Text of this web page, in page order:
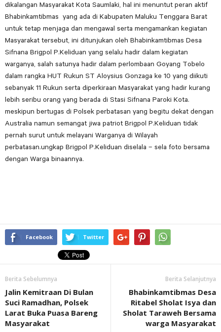
dikalangan Masyarakat Kota Saumlaki, hal ini menuntut peran aktif
Bhabinkamtibmas yang ada di Kabupaten Maluku Tenggara Barat
untuk tetap menjaga dan mengawal serta mengamankan kegiatan
Masyarakat tersebut, ini ditunjukan oleh Bhabinkamtibmas Desa
Sifnana Brigpol P.Keliduan yang selalu hadir dalam kegiatan
warganya, salah satunya hadir dalam perlombaan Goyang Tobelo
dalam rangka HUT Rukun ST Aloysius Gonzaga ke 10 yang diikuti
sebanyak 11 Rukun serta diperkiraan Masyarakat yang hadir kurang
lebih seribu orang yang berada di Stasi Sifnana Paroki Kota.
meskipun bertugas di Polsek perbatasan yang begitu dekat dengan
Australia namun semangat jiwa patriot Brigpol P.Keliduan tidak
pernah surut untuk melayani Warganya di Wilayah
perbatasan.ungkap Brigpol P.Keliduan diselala – sela foto bersama
dengan Warga binaannya.
Facebook Twitter
Berita Sebelumnya
Jalin Kemitraan Di Bulan
Suci Ramadhan, Polsek
Larat Buka Puasa Bareng
Masyarakat
Berita Selanjutnya
Bhabinkamtibmas Desa
Ritabel Sholat Isya dan
Sholat Taraweh Bersama
warga Masyarakat